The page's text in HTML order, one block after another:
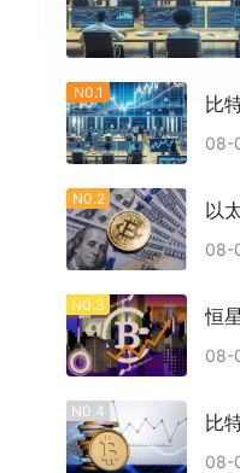
N0.1 比
08-
N0.2
08-
N0.3 恒
08-
N0.4
08-